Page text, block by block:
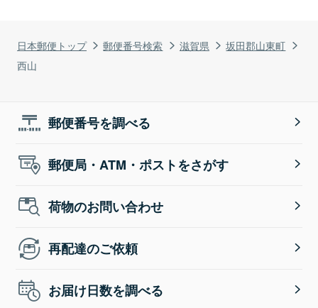
日本郵便トップ 郵便番号検索 滋賀県
坂田郡山東町
西山
郵便番号を調べる
郵便局・ATM・ポストをさがす
荷物のお問い合わせ
再配達のご依頼
お届け日数を調べる